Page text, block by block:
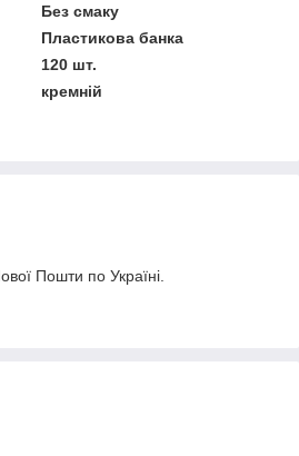
Без смаку
Пластикова банка
120 шт.
кремній
Пошти по Україні.